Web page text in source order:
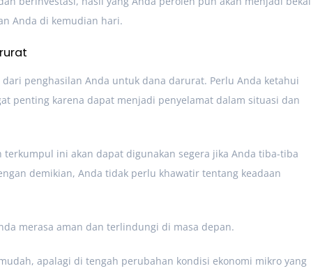
Anda di kemudian hari.
penghasilan Anda untuk dana darurat. Perlu Anda ketahui
penting karena dapat menjadi penyelamat dalam situasi dan
terkumpul ini akan dapat digunakan segera jika Anda tiba-tiba
demikian, Anda tidak perlu khawatir tentang keadaan
merasa aman dan terlindungi di masa depan.
apalagi di tengah perubahan kondisi ekonomi mikro yang